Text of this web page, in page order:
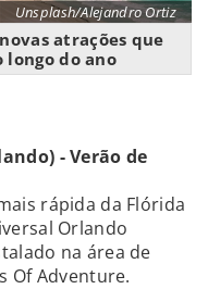
Unsplash/Alejandro Ortiz
atrações que
longo do ano
- Verão de
rápida da Flórida
Orlando
na área de
Of Adventure.